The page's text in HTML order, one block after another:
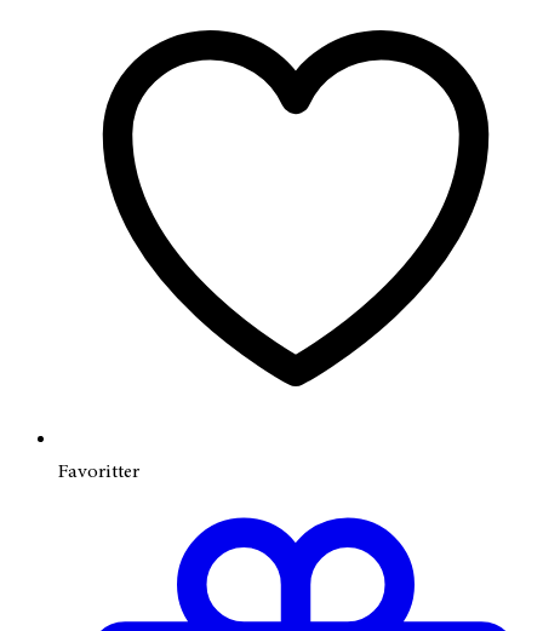
Favoritter